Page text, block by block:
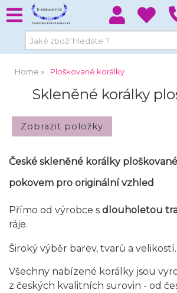
Home Ploškované korálky
Skleněné korálky
České skleněné korálky
pokovem pro originální vzhled
Přímo od výrobce s dlouholetou
ráje.
Široký výběr barev, tvarů a velikostí.
Všechny nabízené korálky jsou
z českých kvalitních surovin - od